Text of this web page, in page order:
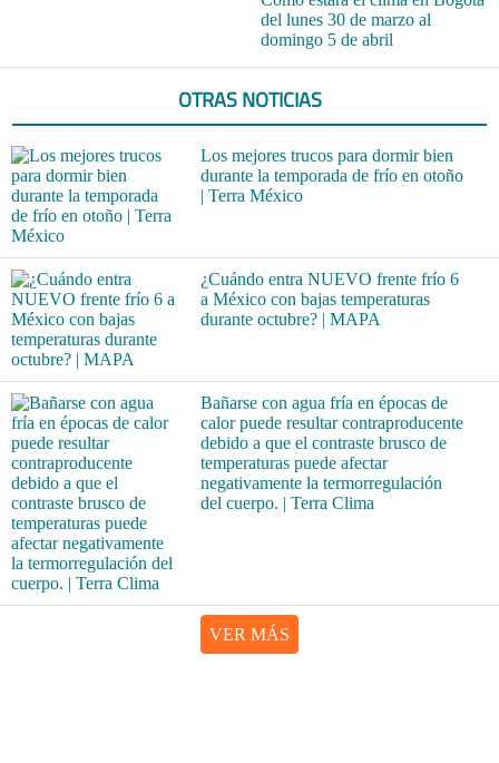
del lunes 30 de marzo al
domingo 5 de abril
OTRAS NOTICIAS
Los mejores trucos para dormir bien
durante la temporada de frío en otoño
| Terra México
¿Cuándo entra NUEVO frente frío 6
a México con bajas temperaturas
durante octubre? | MAPA
Bañarse con agua fría en épocas de
calor puede resultar contraproducente
debido a que el contraste brusco de
temperaturas puede afectar
negativamente la termorregulación
del cuerpo. | Terra Clima
VER MÁS